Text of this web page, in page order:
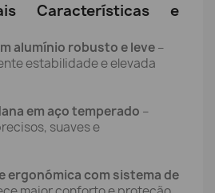
Características e
alumínio robusto e leve–
estabilidade e elevada
em aço temperado –
suaves e
ergonómica com sistema de